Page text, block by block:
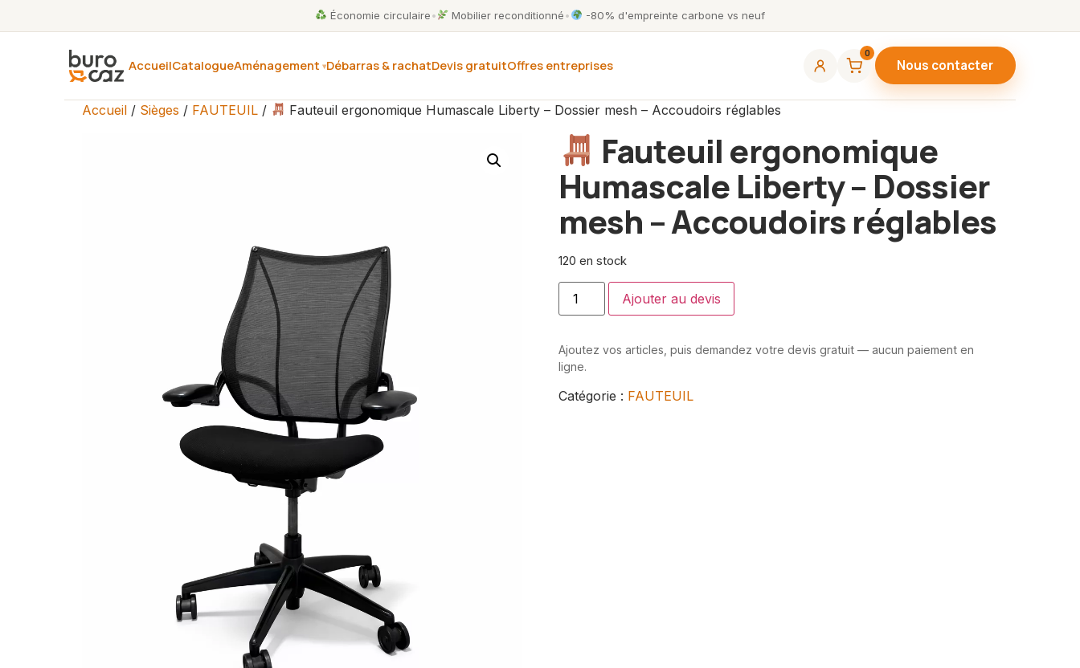
Économie circulaire• Mobilier reconditionné• -80% d'empreinte carbone vs neuf
AccueilCatalogueAménagement Débarras & rachatDevis gratuitOffres entreprises
0
Nous contacter
Accueil / Sièges / FAUTEUIL / Fauteuil ergonomique Humascale Liberty – Dossier mesh – Accoudoirs réglables
Fauteuil ergonomique
Humascale Liberty – Dossier
mesh – Accoudoirs réglables
120 en stock
Ajouter au devis
Ajoutez vos articles, puis demandez votre devis gratuit — aucun paiement en
ligne.
Catégorie : FAUTEUIL